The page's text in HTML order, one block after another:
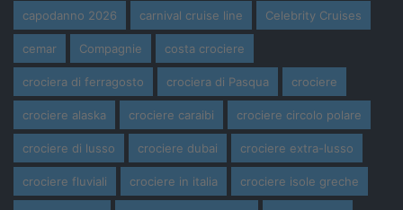
capodanno 2026 carnival cruise line Celebrity Cruises
cemar Compagnie costa crociere
crociera di ferragosto crociera di Pasqua crociere
crociere alaska crociere caraibi crociere circolo polare
crociere di lusso crociere dubai crociere extra-lusso
crociere fluviali crociere in italia crociere isole greche